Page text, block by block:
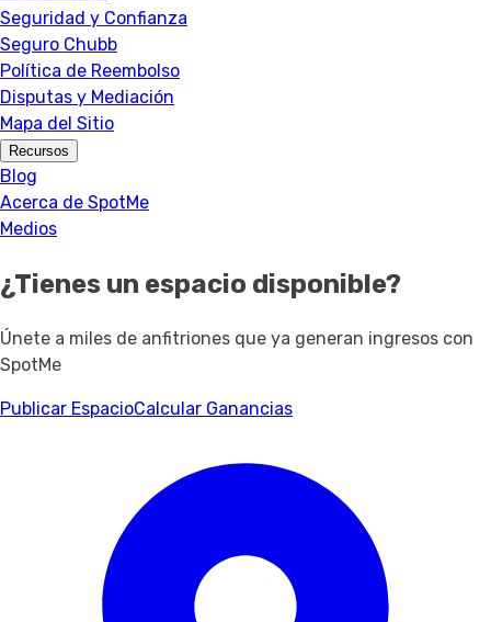
Seguridad y Confianza
Seguro Chubb
Política de Reembolso
Disputas y Mediación
Mapa del Sitio
Recursos
Blog
Acerca de SpotMe
Medios
¿Tienes un espacio disponible?
Únete a miles de anfitriones que ya generan ingresos con
SpotMe
Publicar EspacioCalcular Ganancias